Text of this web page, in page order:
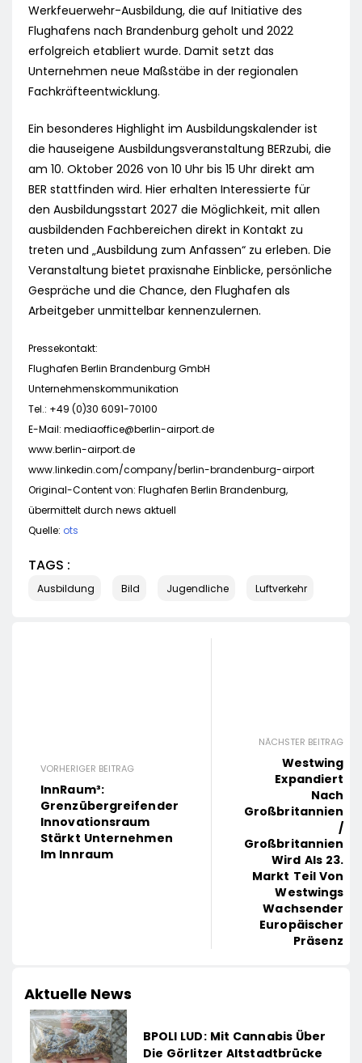
Werkfeuerwehr-Ausbildung, die auf Initiative des
Flughafens nach Brandenburg geholt und 2022
erfolgreich etabliert wurde. Damit setzt das
Unternehmen neue Maßstäbe in der regionalen
Fachkräfteentwicklung.
Ein besonderes Highlight im Ausbildungskalender ist
die hauseigene Ausbildungsveranstaltung BERzubi, die
am 10. Oktober 2026 von 10 Uhr bis 15 Uhr direkt am
BER stattfinden wird. Hier erhalten Interessierte für
den Ausbildungsstart 2027 die Möglichkeit, mit allen
ausbildenden Fachbereichen direkt in Kontakt zu
treten und „Ausbildung zum Anfassen“ zu erleben. Die
Veranstaltung bietet praxisnahe Einblicke, persönliche
Gespräche und die Chance, den Flughafen als
Arbeitgeber unmittelbar kennenzulernen.
Pressekontakt:
Flughafen Berlin Brandenburg GmbH
Unternehmenskommunikation
Tel.: +49 (0)30 6091-70100
E-Mail: mediaoffice@berlin-airport.de
www.berlin-airport.de
www.linkedin.com/company/berlin-brandenburg-airport
Original-Content von: Flughafen Berlin Brandenburg,
übermittelt durch news aktuell
Quelle: ots
TAGS :
Ausbildung Bild Jugendliche Luftverkehr
VORHERIGER BEITRAG
InnRaum³:
Grenzübergreifender
Innovationsraum
Stärkt Unternehmen
Im Innraum
NÄCHSTER BEITRAG
Westwing
Expandiert
Nach
Großbritannien
/
Großbritannien
Wird Als 23.
Markt Teil Von
Westwings
Wachsender
Europäischer
Präsenz
Aktuelle News
BPOLI LUD: Mit Cannabis Über
Die Görlitzer Altstadtbrücke